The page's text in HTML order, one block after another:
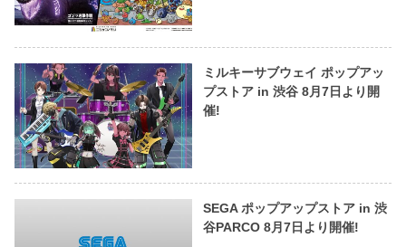
ミルキーサブウェイ ポップアッ
プストア in 渋谷 8月7日より開
催!
SEGA ポップアップストア in 渋
谷PARCO 8月7日より開催!